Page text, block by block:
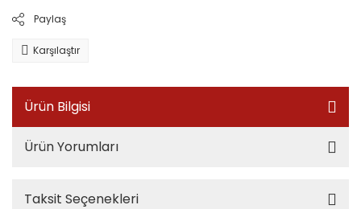
Paylaş
Karşılaştır
Ürün Bilgisi
Ürün Yorumları
Taksit Seçenekleri